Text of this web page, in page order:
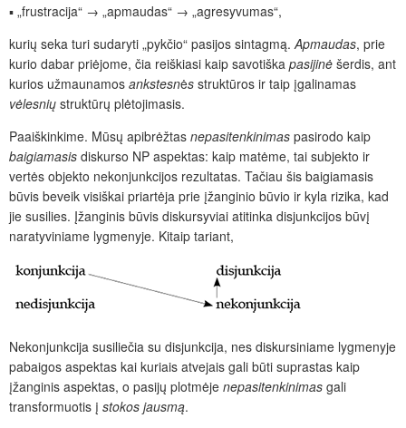
▪ „frustracija“ → „apmaudas“ → „agresyvumas“,
kurių seka turi sudaryti „pykčio“ pasijos sintagmą. Apmaudas, prie
kurio dabar priėjome, čia reiškiasi kaip savotiška pasijinė šerdis, ant
kurios užmaunamos ankstesnės struktūros ir taip įgalinamas
vėlesnių struktūrų plėtojimasis.
Paaiškinkime. Mūsų apibrėžtas nepasitenkinimas pasirodo kaip
baigiamasis diskurso NP aspektas: kaip matėme, tai subjekto ir
vertės objekto nekonjunkcijos rezultatas. Tačiau šis baigiamasis
būvis beveik visiškai priartėja prie įžanginio būvio ir kyla rizika, kad
jie susilies. Įžanginis būvis diskursyviai atitinka disjunkcijos būvį
naratyviniame lygmenyje. Kitaip tariant,
Nekonjunkcija susiliečia su disjunkcija, nes diskursiniame lyg­menyje
pabaigos aspektas kai kuriais atvejais gali būti suprastas kaip
įžanginis aspektas, o pasijų plotmėje nepasitenkinimas gali
transformuotis į stokos jausmą.